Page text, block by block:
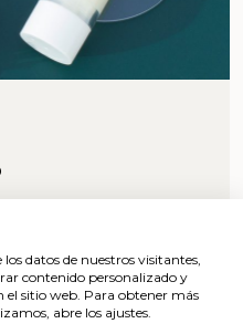
datos de nuestros visitantes,
contenido personalizado y
el sitio web. Para obtener más
abre los ajustes.